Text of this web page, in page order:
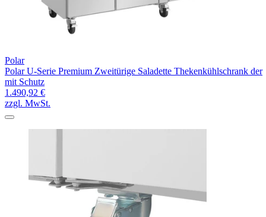
Polar
Polar U-Serie Premium Zweitürige Saladette Thekenkühlschrank der
mit Schutz
1.490,92 €
zzgl. MwSt.